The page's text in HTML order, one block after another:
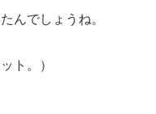
んでしょうね。
ト。）